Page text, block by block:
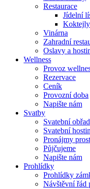
Restaurace
Jídelní
Koktejly
Vinárna
Zahradní
Oslavy a
Wellness
Provoz
Rezervace
Ceník
Provozní doba
Napište nám
Svatby
Svatební obřad
Svatební
Pronájmy
Půjčujeme
Napište nám
Prohlídky
Prohlídky
Návštěvní řád